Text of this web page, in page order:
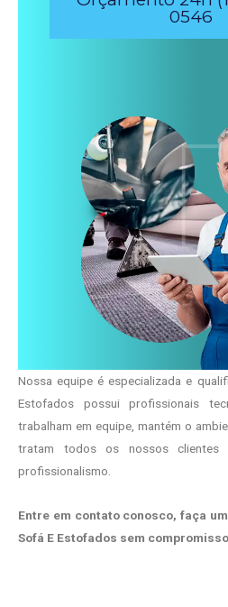
0546
Nossa equipe é especializada e
Estofados possui profissionais
trabalham em equipe, mantém o
tratam todos os nossos
profissionalismo.
Entre em contato conosco, faça
Sofá E Estofados sem